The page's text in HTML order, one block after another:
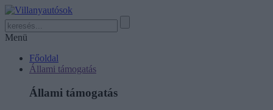
Menü
Főoldal
Állami támogatás
Állami támogatás